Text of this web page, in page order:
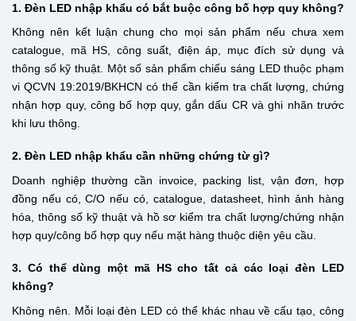
1. Đèn LED nhập khẩu có bắt buộc công bố hợp quy không?
Không nên kết luận chung cho mọi sản phẩm nếu chưa xem
catalogue, mã HS, công suất, điện áp, mục đích sử dụng và
thông số kỹ thuật. Một số sản phẩm chiếu sáng LED thuộc phạm
vi QCVN 19:2019/BKHCN có thể cần kiểm tra chất lượng, chứng
nhận hợp quy, công bố hợp quy, gắn dấu CR và ghi nhãn trước
khi lưu thông.
2. Đèn LED nhập khẩu cần những chứng từ gì?
Doanh nghiệp thường cần invoice, packing list, vận đơn, hợp
đồng nếu có, C/O nếu có, catalogue, datasheet, hình ảnh hàng
hóa, thông số kỹ thuật và hồ sơ kiểm tra chất lượng/chứng nhận
hợp quy/công bố hợp quy nếu mặt hàng thuộc diện yêu cầu.
3. Có thể dùng một mã HS cho tất cả các loại đèn LED
không?
Không nên. Mỗi loại đèn LED có thể khác nhau về cấu tạo, công